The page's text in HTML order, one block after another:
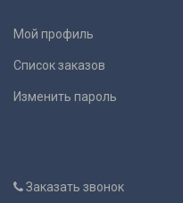
Мой профиль
Список заказов
Изменить пароль
Заказать звонок